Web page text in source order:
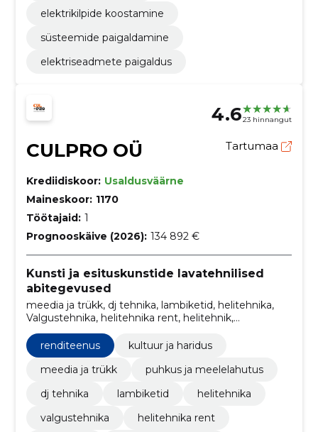
elektrikilpide koostamine
süsteemide paigaldamine
elektriseadmete paigaldus
4.623 hinnangut
CULPRO OÜ Tartumaa
Krediidiskoor: Usaldusväärne
Maineskoor: 1170
Töötajaid: 1
Prognooskäive (2026): 134 892 €
Kunsti ja esituskunstide lavatehnilised
abitegevused
meedia ja trükk, dj tehnika, lambiketid, helitehnika,
Valgustehnika, helitehnika rent, helitehnik,
valgustusseadmed, vaba aeg ja meelelahutus,
helipuldid
renditeenus
kultuur ja haridus
meedia ja trükk
puhkus ja meelelahutus
dj tehnika
lambiketid
helitehnika
valgustehnika
helitehnika rent